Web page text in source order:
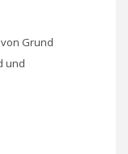
Grund
und